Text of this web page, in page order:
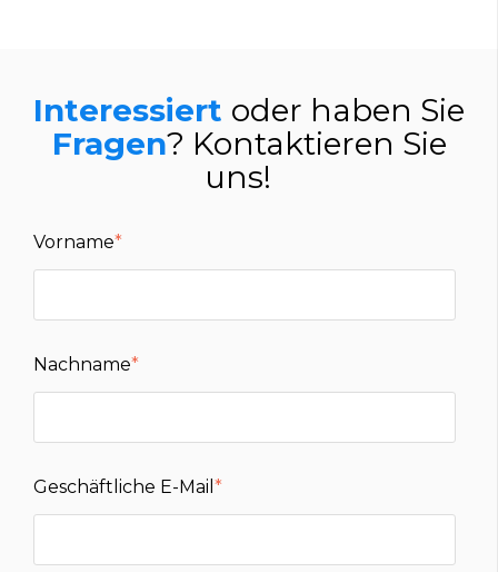
Interessiert oder haben Sie
Fragen? Kontaktieren Sie
uns!
Vorname*
Nachname*
Geschäftliche E-Mail *